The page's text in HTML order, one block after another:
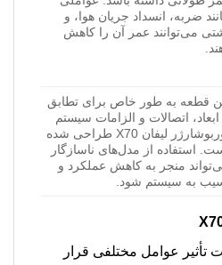
ضربه، انسداد جریان هوا، و
می‌توانند عمر آن را کاهش
قطعه به طور خاص برای تطابق
ابعاد، اتصالات و الزامات سیستم
توربوشارژر لیفان X70 طراحی شده
استفاده از مدل‌های ناسازگار
منجر به کاهش عملکرد و
به سیستم شود.
تأثیر عوامل مختلفی قرار